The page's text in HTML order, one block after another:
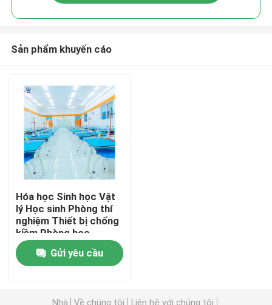
Nhà
Sản phẩm
Hướng dẫn VR
Sản phẩm khuyến cáo
Hóa học Sinh học Vật
lý Học sinh Phòng thí
nghiệm Thiết bị chống
kiềm Phòng học
ergonomic
Gửi yêu cầu
Nhà Về chúng tôi Liên hệ với chúng tôi